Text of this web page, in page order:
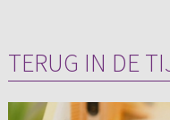
TERUG IN DE